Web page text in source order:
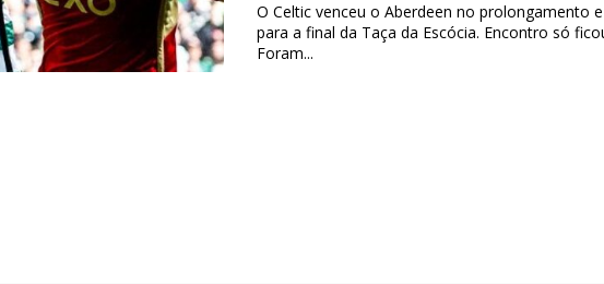
O Celtic venceu o Aberdeen no prolongamento
para a final da Taça da Escócia. Encontro só
Foram...